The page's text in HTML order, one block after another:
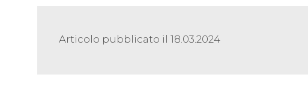
Articolo pubblicato il 18.03.2024